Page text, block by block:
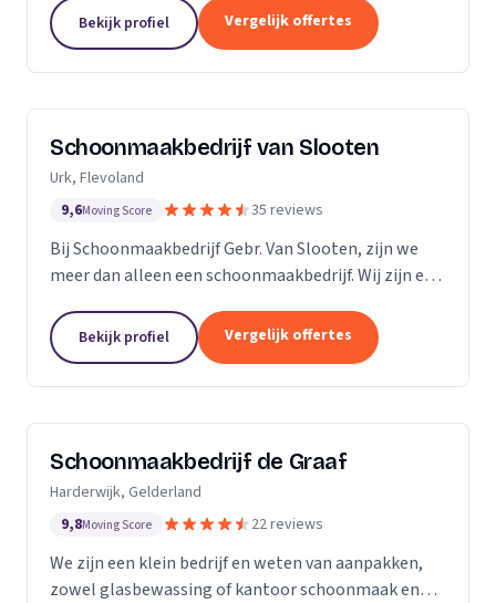
desinfectie van de matrassen wordt alle vervuiling...
Bekijk profiel Vergelijk offertes
Schoonmaakbedrijf van Slooten
Urk, Flevoland
9,6Moving Score 35 reviews
Bij Schoonmaakbedrijf Gebr. Van Slooten, zijn we
meer dan alleen een schoonmaakbedrijf. Wij zijn een
om uw omgeving schoon, fris en gastvrij te...
Bekijk profiel Vergelijk offertes
Schoonmaakbedrijf de Graaf
Harderwijk, Gelderland
9,8Moving Score 22 reviews
We zijn een klein bedrijf en weten van aanpakken,
zowel glasbewassing of kantoor schoonmaak en